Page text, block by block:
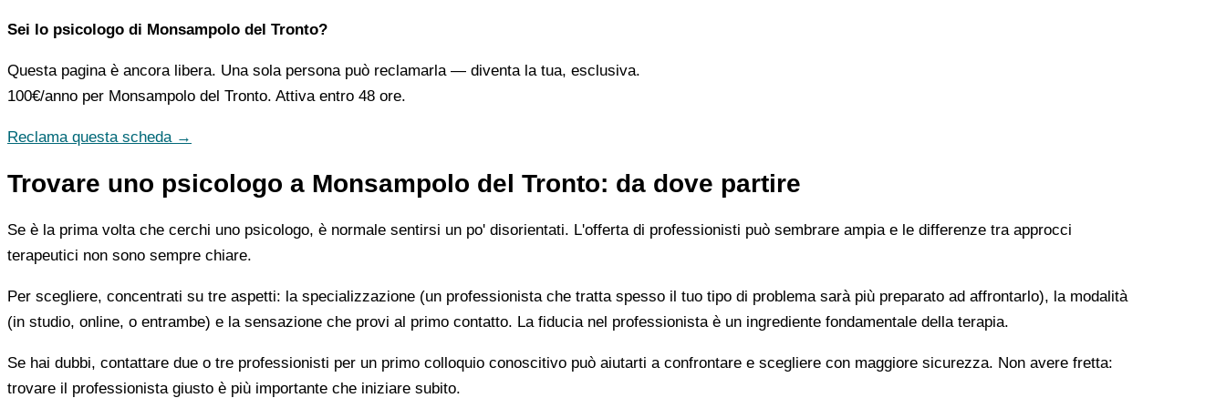
Sei lo psicologo di Monsampolo del Tronto?
Questa pagina è ancora libera. Una sola persona può reclamarla — diventa la tua, esclusiva.
100€/anno per Monsampolo del Tronto. Attiva entro 48 ore.
Reclama questa scheda →
Trovare uno psicologo a Monsampolo del Tronto: da dove partire
Se è la prima volta che cerchi uno psicologo, è normale sentirsi un po' disorientati. L'offerta di professionisti può sembrare ampia e le differenze tra approcci
terapeutici non sono sempre chiare.
Per scegliere, concentrati su tre aspetti: la specializzazione (un professionista che tratta spesso il tuo tipo di problema sarà più preparato ad affrontarlo), la modalità
(in studio, online, o entrambe) e la sensazione che provi al primo contatto. La fiducia nel professionista è un ingrediente fondamentale della terapia.
Se hai dubbi, contattare due o tre professionisti per un primo colloquio conoscitivo può aiutarti a confrontare e scegliere con maggiore sicurezza. Non avere fretta:
trovare il professionista giusto è più importante che iniziare subito.